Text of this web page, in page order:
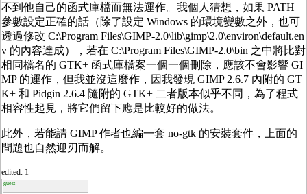
不到他自己的函式庫檔而無法運作。我個人猜想，如果 PATH
參數設定正確的話（除了設定 Windows 的環境變數之外，也可
透過修改 C:\Program Files\GIMP-2.0\lib\gimp\2.0\environ\default.en
v 的內容達成），若在 C:\Program Files\GIMP-2.0\bin 之中將比對
相同檔名的 GTK+ 函式庫檔案一個一個刪除，應該不會影響 GI
MP 的運作，但我並沒這麼作，因我發現 GIMP 2.6.7 內附的 GT
K+ 和 Pidgin 2.6.4 隨附的 GTK+ 二者版本似乎不同，為了程式
相容性起見，將它們留下應是比較好的做法。
此外，若能請 GIMP 作者也編一套 no-gtk 的安裝套件，上面的
問題也自然迎刃而解。
edited: 1
guest